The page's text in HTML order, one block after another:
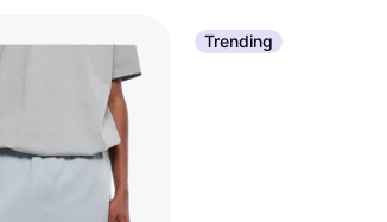
Trending